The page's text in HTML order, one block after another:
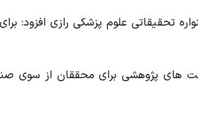
تحقیقاتی علوم پزشکی رازی افزود:
های پژوهشی برای محققان از سوی